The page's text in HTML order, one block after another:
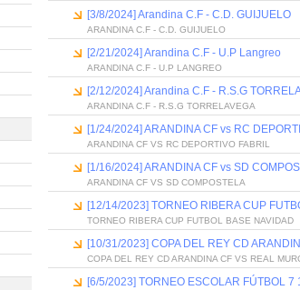
[3/8/2024] Arandina C.F - C.D. GUIJUELO
ARANDINA C.F - C.D. GUIJUELO
[2/21/2024] Arandina C.F - U.P Langreo
ARANDINA C.F - U.P LANGREO
[2/12/2024] Arandina C.F - R.S.G
ARANDINA C.F - R.S.G TORRELAVEGA
[1/24/2024] ARANDINA CF vs RC
ARANDINA CF VS RC DEPORTIVO FABRIL
[1/16/2024] ARANDINA CF vs SD
ARANDINA CF VS SD COMPOSTELA
[12/14/2023] TORNEO RIBERA CUP
TORNEO RIBERA CUP FUTBOL BASE NAVIDAD
[10/31/2023] COPA DEL REY CD
COPA DEL REY CD ARANDINA CF VS REAL
[6/5/2023] TORNEO ESCOLAR FÚTBOL 7